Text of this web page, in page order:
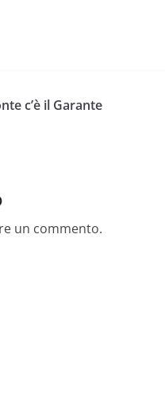
c’è il Garante
un commento.